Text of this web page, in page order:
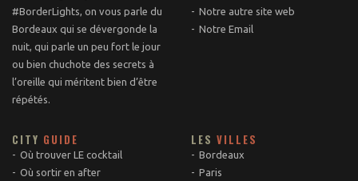
#BorderLights, on vous parle du
Bordeaux qui se dévergonde la
nuit, qui parle un peu fort le jour
ou bien chuchote des secrets à
l’oreille qui méritent bien d’être
répétés.
Notre autre site web
Notre Email
CITY GUIDE
Où trouver LE cocktail
Où sortir en after
LES VILLES
Bordeaux
Paris